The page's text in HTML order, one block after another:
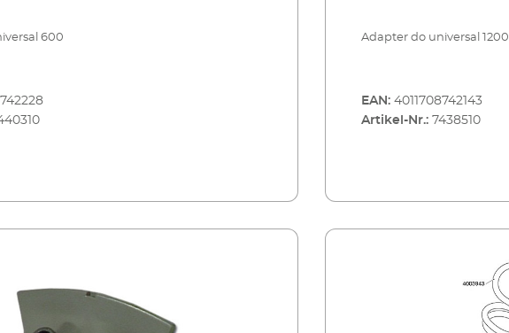
600 Adapter do universal 1200
EAN: 4011708742143
Artikel-Nr.: 7438510